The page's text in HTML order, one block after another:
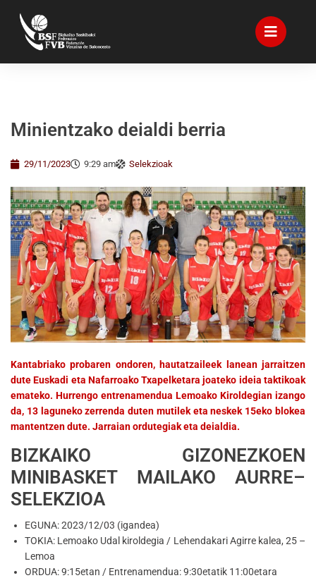
Minientzako deialdi berria
29/11/2023 9:29 am Selekzioak
Kantabriako probaren ondoren, hautatzaileek lanean jarraitzen
dute Euskadi eta Nafarroako Txapelketara joateko ideia taktikoak
emateko. Hurrengo entrenamendua Lemoako Kiroldegian izango
da, 13 laguneko zerrenda duten mutilek eta neskek 15eko blokea
mantentzen dute. Jarraian ordutegiak eta deialdia.
BIZKAIKO GIZONEZKOEN
MINIBASKET MAILAKO AURRE–
SELEKZIOA
EGUNA: 2023/12/03 (igandea)
TOKIA: Lemoako Udal kiroldegia / Lehendakari Agirre kalea, 25 –
Lemoa
ORDUA: 9:15etan / Entrenamendua: 9:30etatik 11:00etara